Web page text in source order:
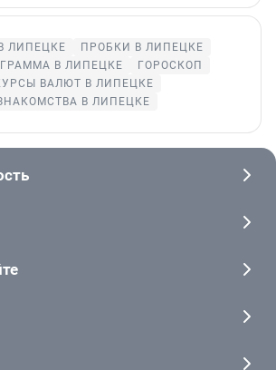
ЛИПЕЦКЕ
ПРОБКИ В ЛИПЕЦКЕ
В ЛИПЕЦКЕ
ГОРОСКОП
ВАЛЮТ В ЛИПЕЦКЕ
В ЛИПЕЦКЕ